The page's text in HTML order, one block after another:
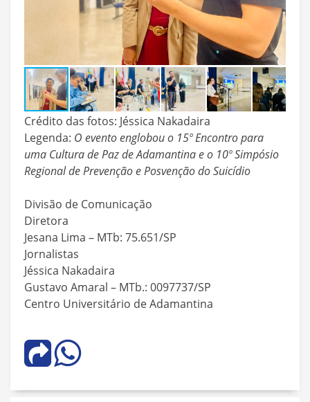
Crédito das fotos: Jéssica Nakadaira
Legenda: O evento englobou o 15º Encontro para
uma Cultura de Paz de Adamantina e o 10º Simpósio
Regional de Prevenção e Posvenção do Suicídio
Divisão de Comunicação
Diretora
Jesana Lima – MTb: 75.651/SP
Jornalistas
Jéssica Nakadaira
Gustavo Amaral – MTb.: 0097737/SP
Centro Universitário de Adamantina